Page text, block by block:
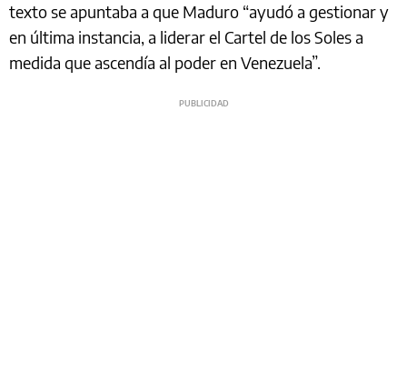
texto se apuntaba a que Maduro “ayudó a gestionar y
en última instancia, a liderar el Cartel de los Soles a
medida que ascendía al poder en Venezuela”.